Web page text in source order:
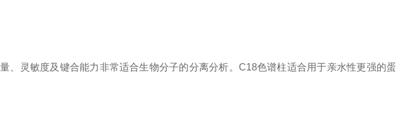
、灵敏度及键合能力非常适合生物分子的分离分析。C18色谱柱适合用于亲水性更强的蛋